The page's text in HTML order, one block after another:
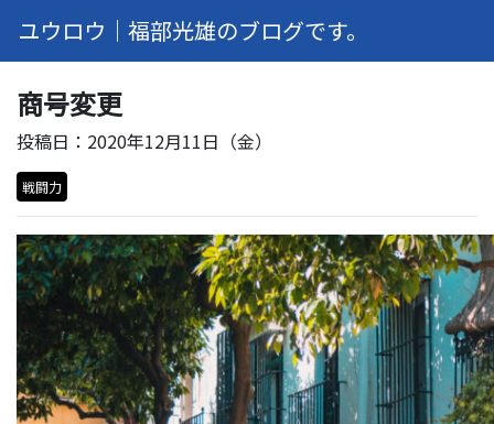
ユウロウ｜福部光雄のブログです。
商号変更
投稿日：2020年12月11日（金）
戦闘力